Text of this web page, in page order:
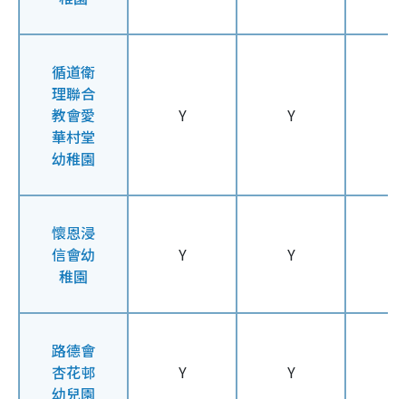
循道衛
理聯合
教會愛
華村堂
幼稚園
Y Y
懷恩浸
信會幼
稚園
Y Y
路德會
杏花邨
幼兒園
Y Y